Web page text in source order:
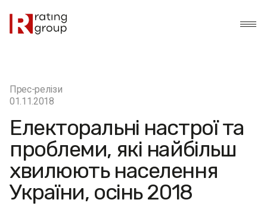
Прес-релізи
01.11.2018
Електоральні настрої та
проблеми, які найбільш
хвилюють населення
України, осінь 2018